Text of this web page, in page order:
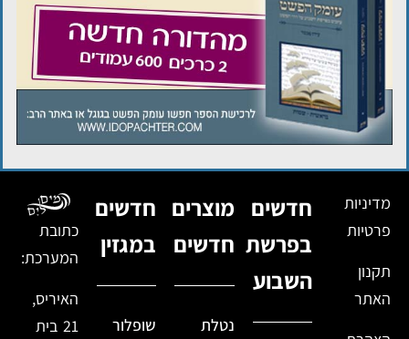
מדיניות
פרטיות
תקנון
האתר
חדשים
בפרשת
השבוע
מוצרים
חדשים
נטלת
חדשים
במגזין
שופלור
כתובת
המערכת:
האיריס,
21 בית